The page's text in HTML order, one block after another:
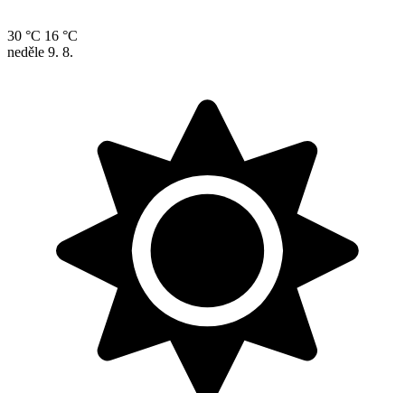
30 °C 16 °C
neděle 9. 8.